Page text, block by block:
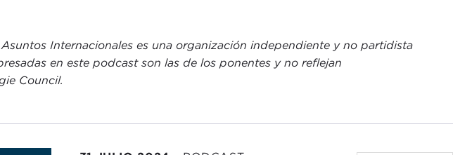
systems or completely closed-source systems and having those be two
are either always fully open versus fully closed. There is some good work
Internacionales es una organización independiente y no partidista
en este podcast son las de los ponentes y no reflejan
Council.